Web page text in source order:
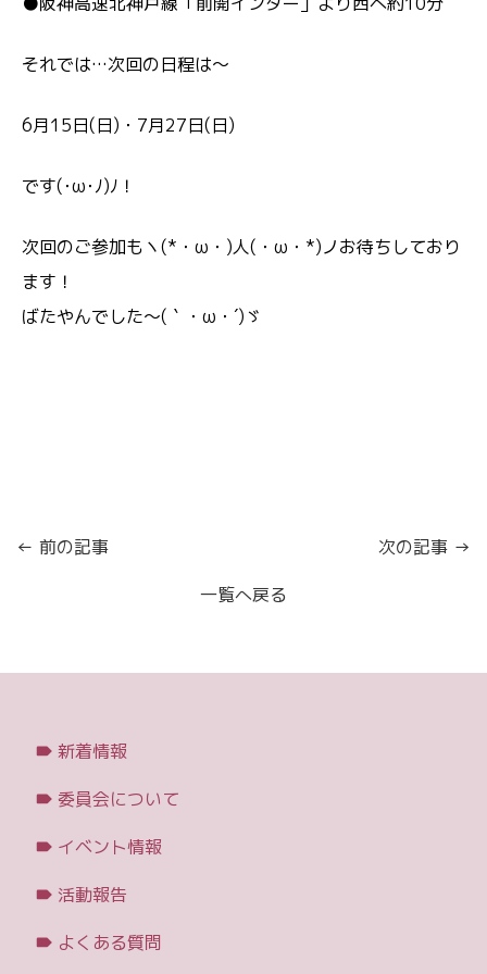
それでは…次回の日程は～
6月15日(日)・7月27日(日)
です(･ω･ﾉ)ﾉ！
次回のご参加もヽ(*・ω・)人(・ω・*)ノお待ちしており
ます！
ばたやんでした～(｀・ω・´)ゞ
← 前の記事
次の記事 →
一覧へ戻る
新着情報
委員会について
イベント情報
活動報告
よくある質問